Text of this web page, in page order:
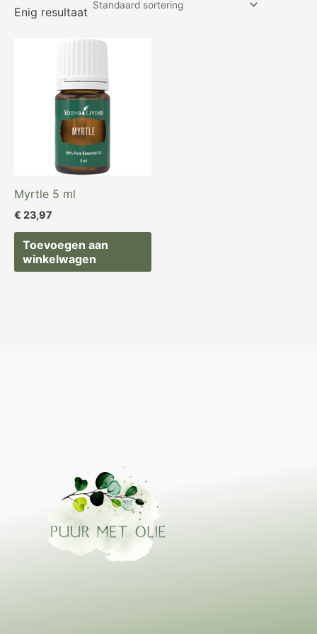
Enig resultaat
Myrtle 5 ml
€ 23,97
Toevoegen aan
winkelwagen